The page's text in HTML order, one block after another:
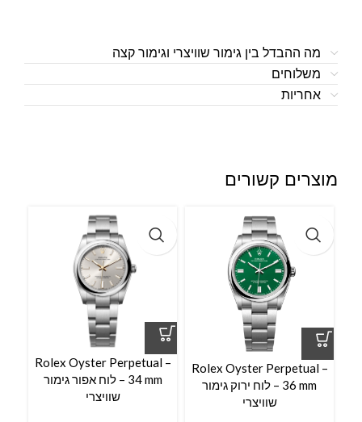
מה ההבדל בין גימור שוויצרי וגימור קצה
משלוחים
אחריות
מוצרים קשורים
Rolex Oyster Perpetual –
36 mm – לוח ירוק גימור
שוויצרי
Rolex Oyster Perpetual –
34 mm – לוח אפור גימור
שוויצרי